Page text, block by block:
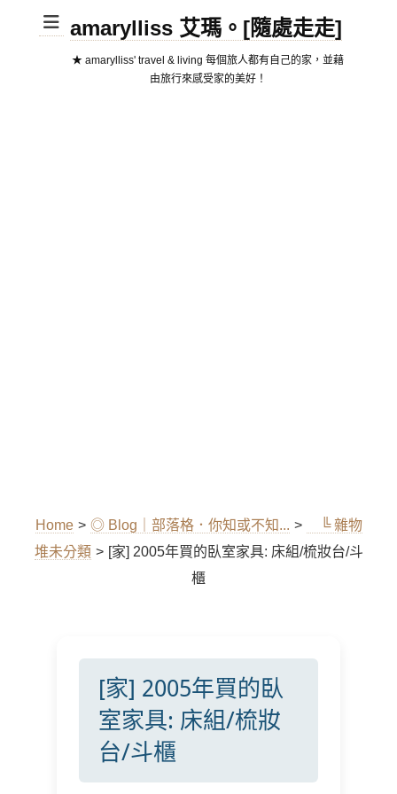
amarylliss 艾瑪。[隨處走走]
★ amarylliss' travel & living 每個旅人都有自己的家，並藉
由旅行來感受家的美好！
Home > ◎ Blog｜部落格．你知或不知... >
╚ 雜物
堆未分類 > [家] 2005年買的臥室家具: 床組/梳妝台/斗
櫃
[家] 2005年買的臥
室家具: 床組/梳妝
台/斗櫃